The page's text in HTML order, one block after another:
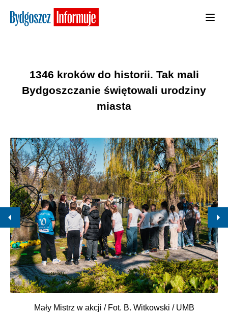
1346 kroków do historii. Tak mali
Bydgoszczanie świętowali urodziny
miasta
Mały Mistrz w akcji / Fot. B. Witkowski / UMB